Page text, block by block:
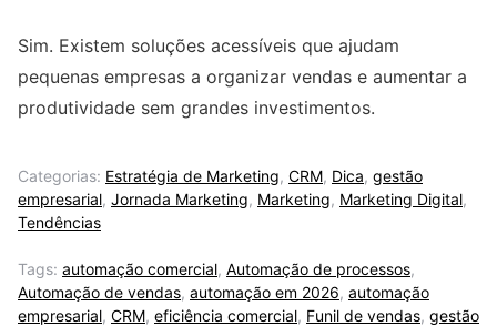
Sim. Existem soluções acessíveis que ajudam
pequenas empresas a organizar vendas e aumentar a
produtividade sem grandes investimentos.
Categorias: Estratégia de Marketing, CRM, Dica, gestão
empresarial, Jornada Marketing, Marketing, Marketing Digital,
Tendências
Tags: automação comercial, Automação de processos,
Automação de vendas, automação em 2026, automação
empresarial, CRM, eficiência comercial, Funil de vendas, gestão